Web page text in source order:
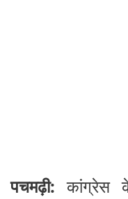
पचमढ़ी: कांग्रेस